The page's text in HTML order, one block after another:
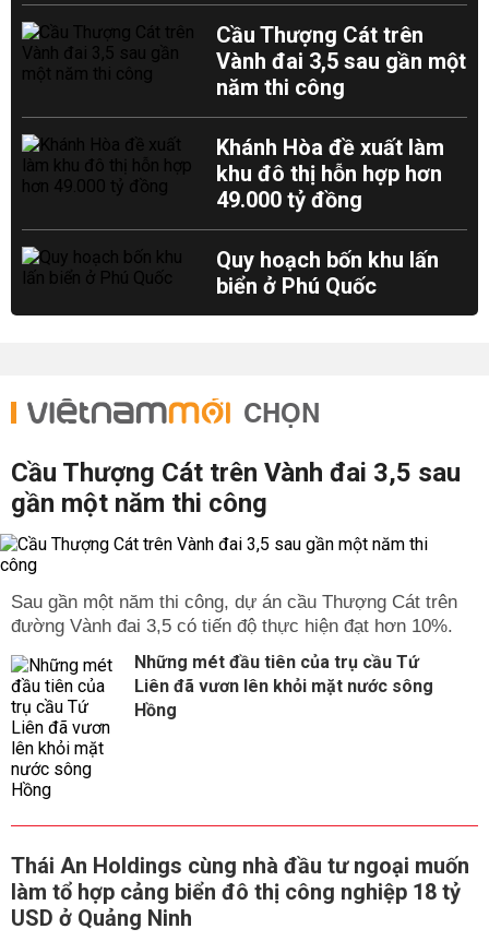
Cầu Thượng Cát trên
Vành đai 3,5 sau gần một
năm thi công
Khánh Hòa đề xuất làm
khu đô thị hỗn hợp hơn
49.000 tỷ đồng
Quy hoạch bốn khu lấn
biển ở Phú Quốc
CHỌN
Cầu Thượng Cát trên Vành đai 3,5 sau
gần một năm thi công
Sau gần một năm thi công, dự án cầu Thượng Cát trên
đường Vành đai 3,5 có tiến độ thực hiện đạt hơn 10%.
Những mét đầu tiên của trụ cầu Tứ
Liên đã vươn lên khỏi mặt nước sông
Hồng
Thái An Holdings cùng nhà đầu tư ngoại muốn
làm tổ hợp cảng biển đô thị công nghiệp 18 tỷ
USD ở Quảng Ninh